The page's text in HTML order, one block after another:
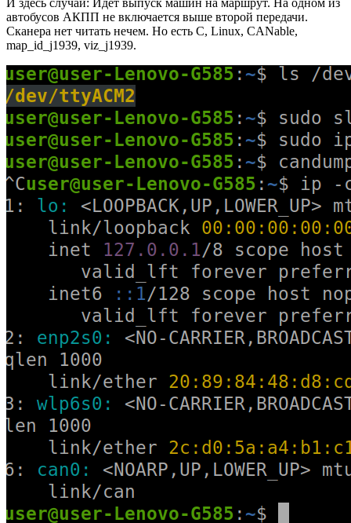
И здесь случай: Идёт выпуск машин на маршрут. На одном из
автобусов АКПП не включается выше второй передачи.
Сканера нет читать нечем. Но есть C, Linux, CANable,
map_id_j1939, viz_j1939.